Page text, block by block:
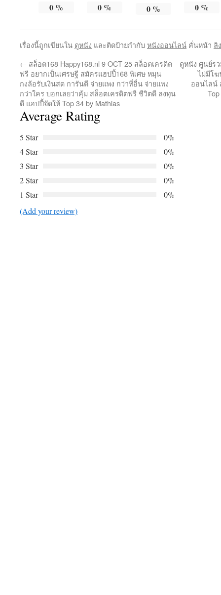
0% 0 % 0% 0 %
เรื่องนี้ถูกเขียนใน ดูหนัง และติดป้ายกำกับ หนังออนไลน์ คั่นหน้า ลิ
← สล็อต168 Happy168.nl 9 OCT 25 สล็อตเครดิต
ฟรี อยากเป็นเศรษฐี สมัครแฮปปี้168 พิเศษ หมุน
กงล้อรับเงินสด การันตี จ่ายแพง กว่าที่อื่น จ่ายแพง
กว่าใคร บอกเลยว่าคุ้ม สล็อตเครดิตฟรี ชีวิตดี ลงทุน
ดี แฮปปี้จัดให้ Top 34 by Mathias
ดูหนัง ศูนย์ร
ไม่มีโ
ออนไลน์
Average Rating
5 Star
0%
4 Star
0%
3 Star
0%
2 Star
0%
1 Star
0%
(Add your review)